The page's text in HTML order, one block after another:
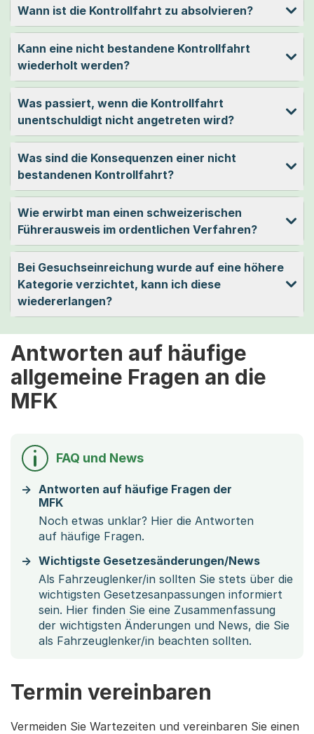
Wann ist die Kontrollfahrt zu absolvieren?
Kann eine nicht bestandene Kontrollfahrt
wiederholt werden?
Was passiert, wenn die Kontrollfahrt
unentschuldigt nicht angetreten wird?
Was sind die Konsequenzen einer nicht
bestandenen Kontrollfahrt?
Wie erwirbt man einen schweizerischen
Führerausweis im ordentlichen Verfahren?
Bei Gesuchseinreichung wurde auf eine höhere
Kategorie verzichtet, kann ich diese
wiedererlangen?
Antworten auf häufige
allgemeine Fragen an die
MFK
FAQ und News
Antworten auf häufige Fragen der
MFK
Noch etwas unklar? Hier die Antworten
auf häufige Fragen.
Wichtigste Gesetzesänderungen/News
Als Fahrzeuglenker/in sollten Sie stets über die
wichtigsten Gesetzesanpassungen informiert
sein. Hier finden Sie eine Zusammenfassung
der wichtigsten Änderungen und News, die Sie
als Fahrzeuglenker/in beachten sollten.
Termin vereinbaren
Vermeiden Sie Wartezeiten und vereinbaren Sie einen